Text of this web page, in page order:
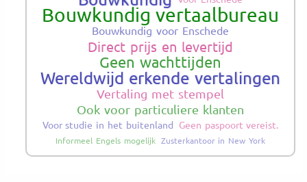
Bouwkundig vertaalbureau
Bouwkundig voor Enschede
Direct prijs en levertijd
Geen wachttijden
Wereldwijd erkende vertalingen
Vertaling met stempel
Ook voor particuliere klanten
Voor studie in het buitenland Geen paspoort vereist.
Informeel Engels mogelijk Zusterkantoor in New York